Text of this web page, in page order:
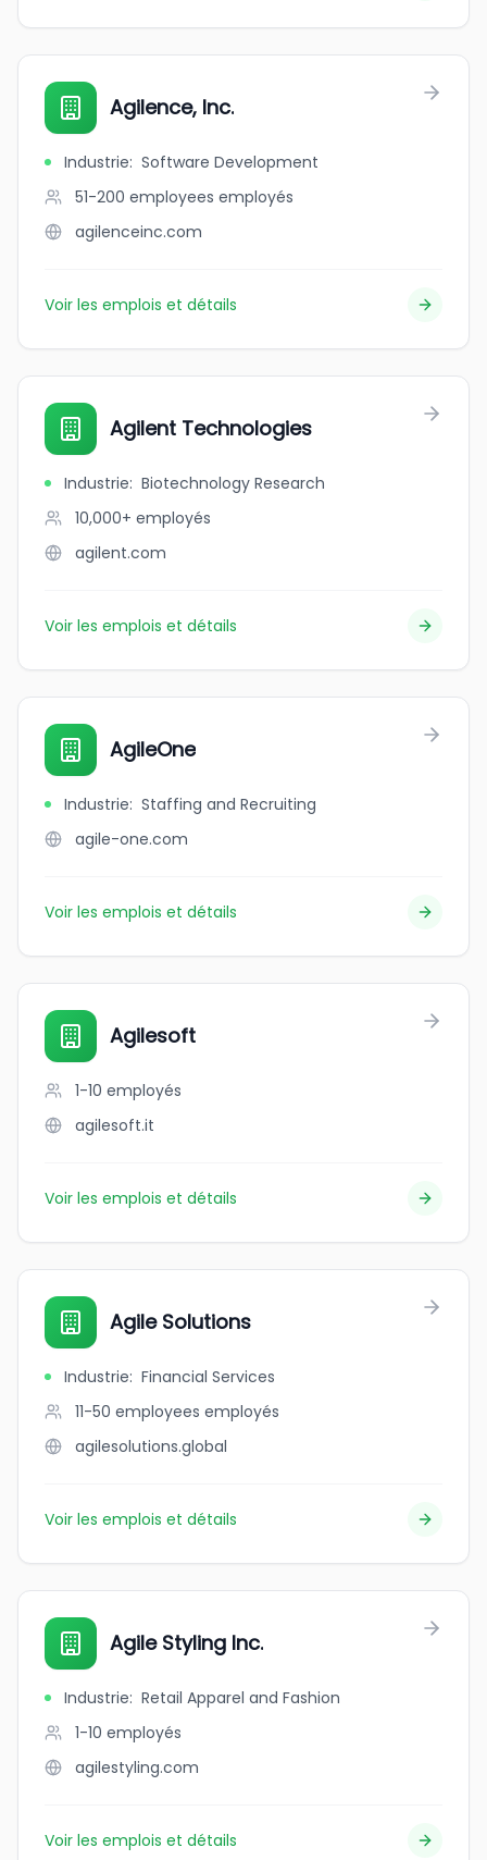
Agilence, Inc.
Industrie: Software Development
51-200 employees employés
agilenceinc.com
Voir les emplois et détails
Agilent Technologies
Industrie: Biotechnology Research
10,000+ employés
agilent.com
Voir les emplois et détails
AgileOne
Industrie: Staffing and Recruiting
agile-one.com
Voir les emplois et détails
Agilesoft
1-10 employés
agilesoft.it
Voir les emplois et détails
Agile Solutions
Industrie: Financial Services
11-50 employees employés
agilesolutions.global
Voir les emplois et détails
Agile Styling Inc.
Industrie: Retail Apparel and Fashion
1-10 employés
agilestyling.com
Voir les emplois et détails